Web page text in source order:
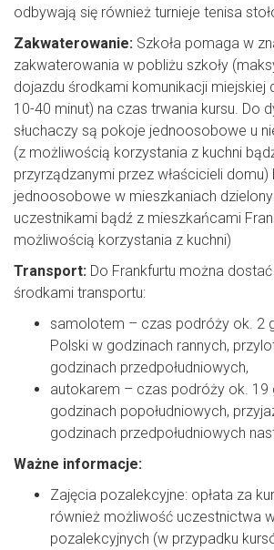
odbywają się również turnieje tenisa
Zakwaterowanie: Szkoła pomaga w
zakwaterowania w pobliżu szkoły
dojazdu środkami komunikacji miejskiej
10-40 minut) na czas trwania kursu. Do
słuchaczy są pokoje jednoosobowe u
(z możliwością korzystania z kuchni
przyrządzanymi przez właścicieli
jednoosobowe w mieszkaniach
uczestnikami bądź z mieszkańcami
możliwością korzystania z kuchni)
Transport: Do Frankfurtu można
środkami transportu:
samolotem – czas podróży ok. 2
Polski w godzinach rannych,
godzinach przedpołudniowych,
autokarem – czas podróży ok. 19
godzinach popołudniowych,
godzinach przedpołudniowych
Ważne informacje:
Zajęcia pozalekcyjne: opłata za
również możliwość uczestnictwa
pozalekcyjnych (w przypadku